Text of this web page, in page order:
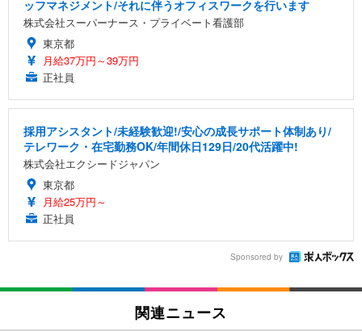
ッフマネジメント/それに伴うオフィスワークを行います
株式会社スーパーナース・プライベート看護部
東京都
月給37万円～39万円
正社員
採用アシスタント/未経験歓迎!/安心の成長サポート体制あり/
テレワーク・在宅勤務OK/年間休日129日/20代活躍中!
株式会社エクシードジャパン
東京都
月給25万円～
正社員
Sponsored by
関連ニュース